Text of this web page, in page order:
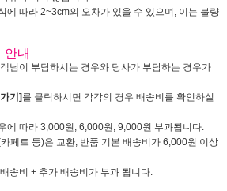
에 따라 2~3cm의 오차가 있을 수 있으며, 이는 불량
안내
님이 부담하시는 경우와 당사가 부담하는 경우가
기]를 클릭하시면 각각의 경우 배송비를 확인하실
에 따라 3,000원, 6,000원, 9,000원 부과됩니다.
페트 등)은 교환, 반품 기본 배송비가 6,000원 이상
송비 + 추가 배송비가 부과 됩니다.